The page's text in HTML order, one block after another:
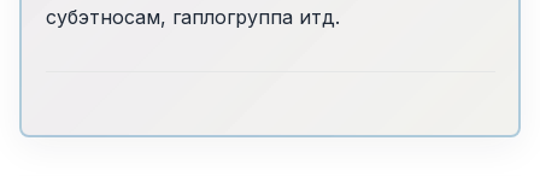
субэтносам, гаплогруппа итд.